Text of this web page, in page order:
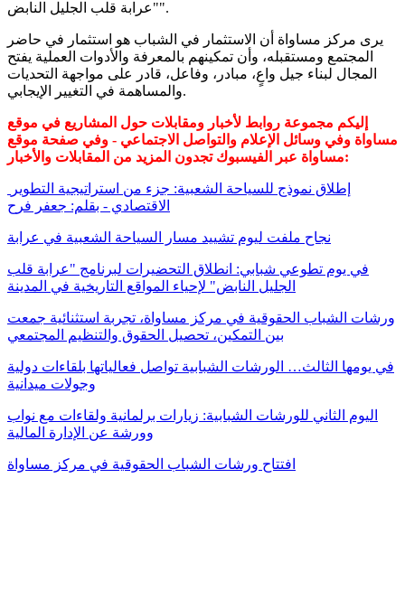
"عرابة قلب الجليل النابض".
يرى مركز مساواة أن الاستثمار في الشباب هو استثمار في حاضر
المجتمع ومستقبله، وأن تمكينهم بالمعرفة والأدوات العملية يفتح
المجال لبناء جيل واعٍ، مبادر، وفاعل، قادر على مواجهة التحديات
والمساهمة في التغيير الإيجابي.
إليكم مجموعة روابط لأخبار ومقابلات حول المشاريع في موقع
مساواة وفي وسائل الإعلام والتواصل الاجتماعي - وفي صفحة موقع
مساواة عبر الفيسبوك تجدون المزيد من المقابلات والأخبار:
الاقتصادي - بقلم: جعفر فرح
نجاح ملفت ليوم تشييد مسار السياحة الشعبية في عرابة
في يوم تطوعي شبابي: انطلاق التحضيرات لبرنامج "عرابة قلب
الجليل النابض" لإحياء المواقع التاريخية في المدينة
ورشات الشباب الحقوقية في مركز مساواة، تجربة استثنائية جمعت
بين التمكين، تحصيل الحقوق والتنظيم المجتمعي
في يومها الثالث… الورشات الشبابية تواصل فعالياتها بلقاءات دولية
وجولات ميدانية
اليوم الثاني للورشات الشبابية: زيارات برلمانية ولقاءات مع نواب
وورشة عن الإدارة المالية
افتتاح ورشات الشباب الحقوقية في مركز مساواة